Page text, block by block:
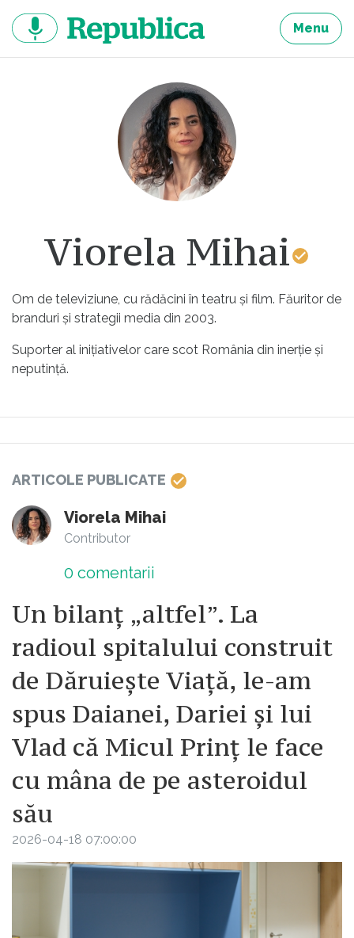
continut
Menu
Viorela Mihai
Om de televiziune, cu rădăcini în teatru și film. Făuritor de
branduri și strategii media din 2003.
Suporter al inițiativelor care scot România din inerție și
neputință.
ARTICOLE PUBLICATE
Viorela Mihai
Contributor
0 comentarii
Un bilanț „altfel”. La
radioul spitalului construit
de Dăruiește Viață, le-am
spus Daianei, Dariei și lui
Vlad că Micul Prinț le face
cu mâna de pe asteroidul
său
2026-04-18 07:00:00